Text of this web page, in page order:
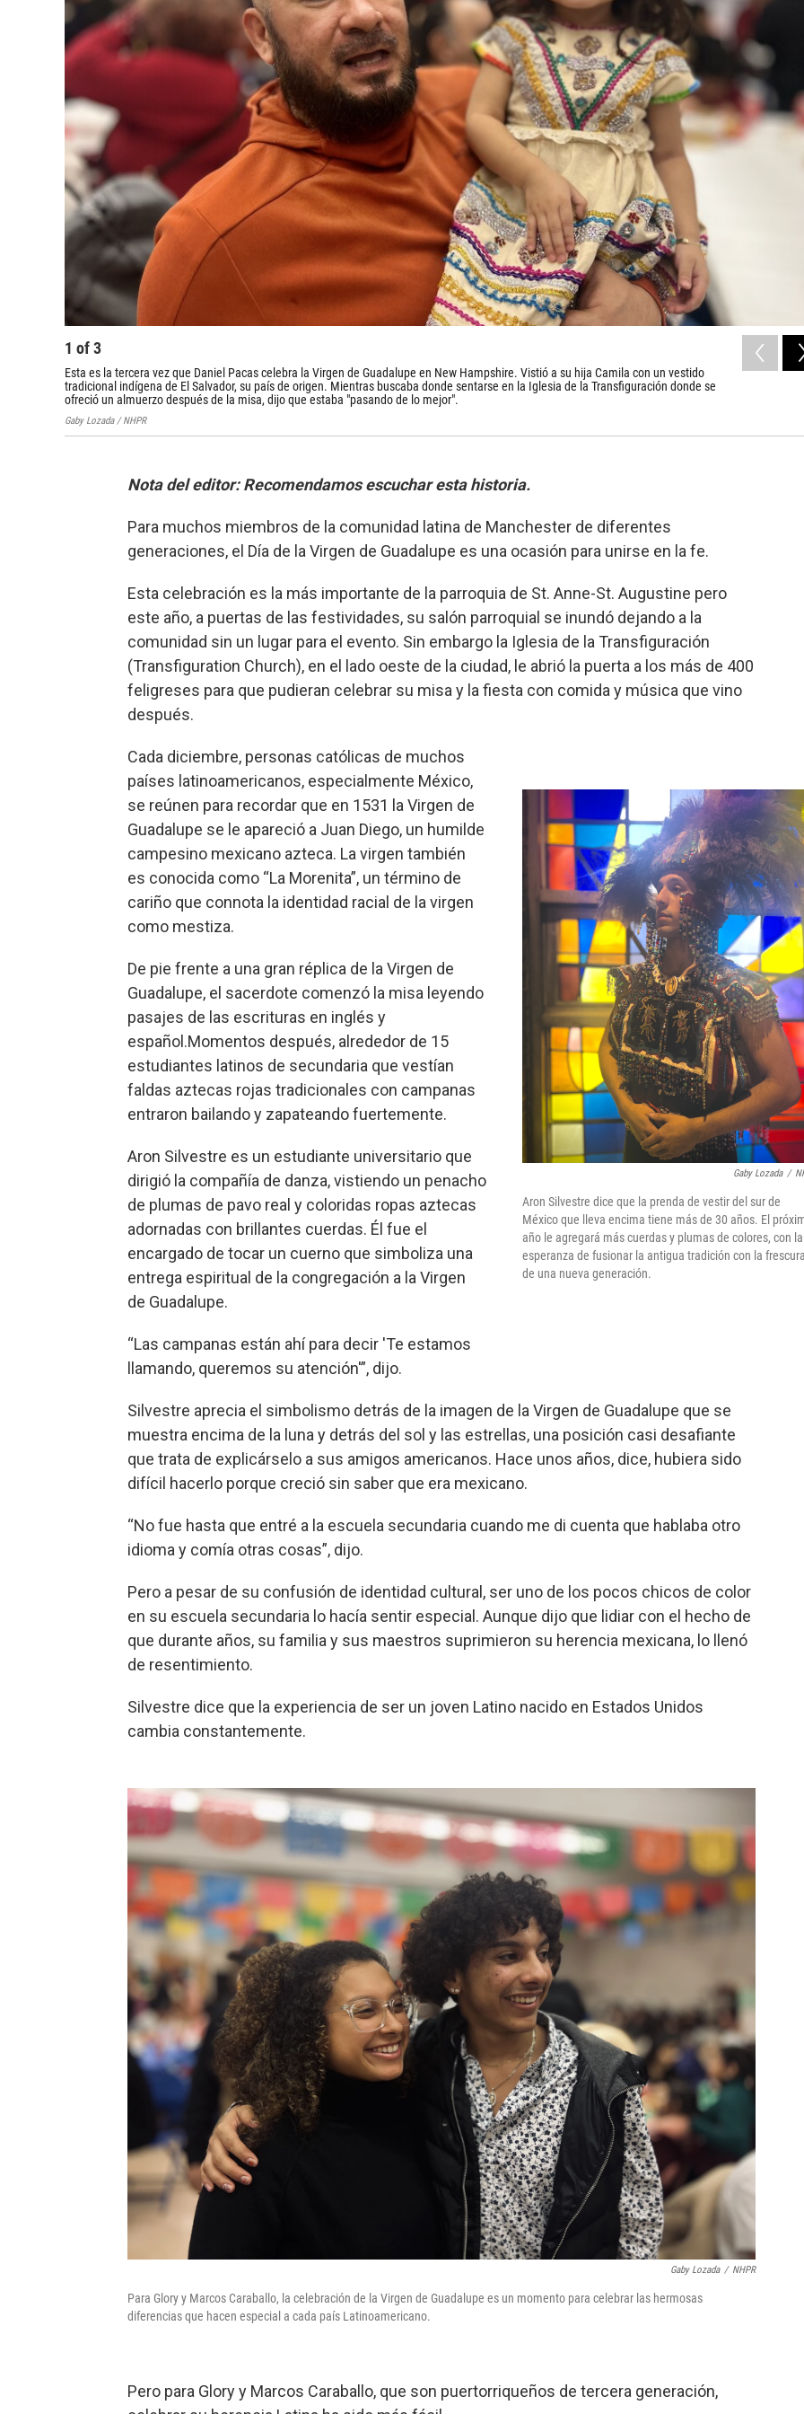
1 of3
Esta es la tercera vez que Daniel Pacas celebra la Virgen de Guadalupe en New Hampshire. Vistió a su hija Camila con un vestido
tradicional indígena de El Salvador, su país de origen. Mientras buscaba donde sentarse en la Iglesia de la Transfiguración donde se
ofreció un almuerzo después de la misa, dijo que estaba "pasando de lo mejor".
Gaby Lozada / NHPR
Nota del editor: Recomendamos escuchar esta historia.
Para muchos miembros de la comunidad latina de Manchester de diferentes
generaciones, el Día de la Virgen de Guadalupe es una ocasión para unirse en la fe.
Esta celebración es la más importante de la parroquia de St. Anne-St. Augustine pero
este año, a puertas de las festividades, su salón parroquial se inundó dejando a la
comunidad sin un lugar para el evento. Sin embargo la Iglesia de la Transfiguración
(Transfiguration Church), en el lado oeste de la ciudad, le abrió la puerta a los más de 400
feligreses para que pudieran celebrar su misa y la fiesta con comida y música que vino
después.
Gaby Lozada /
Aron Silvestre dice que la prenda de vestir del sur de
México que lleva encima tiene más de 30 años. El
año le agregará más cuerdas y plumas de colores, con la
esperanza de fusionar la antigua tradición con la
de una nueva generación.
Cada diciembre, personas católicas de muchos
países latinoamericanos, especialmente México,
se reúnen para recordar que en 1531 la Virgen de
Guadalupe se le apareció a Juan Diego, un humilde
campesino mexicano azteca. La virgen también
es conocida como “La Morenita”, un término de
cariño que connota la identidad racial de la virgen
como mestiza.
De pie frente a una gran réplica de la Virgen de
Guadalupe, el sacerdote comenzó la misa leyendo
pasajes de las escrituras en inglés y
español.Momentos después, alrededor de 15
estudiantes latinos de secundaria que vestían
faldas aztecas rojas tradicionales con campanas
entraron bailando y zapateando fuertemente.
Aron Silvestre es un estudiante universitario que
dirigió la compañía de danza, vistiendo un penacho
de plumas de pavo real y coloridas ropas aztecas
adornadas con brillantes cuerdas. Él fue el
encargado de tocar un cuerno que simboliza una
entrega espiritual de la congregación a la Virgen
de Guadalupe.
“Las campanas están ahí para decir 'Te estamos
llamando, queremos su atención'”, dijo.
Silvestre aprecia el simbolismo detrás de la imagen de la Virgen de Guadalupe que se
muestra encima de la luna y detrás del sol y las estrellas, una posición casi desafiante
que trata de explicárselo a sus amigos americanos. Hace unos años, dice, hubiera sido
difícil hacerlo porque creció sin saber que era mexicano.
“No fue hasta que entré a la escuela secundaria cuando me di cuenta que hablaba otro
idioma y comía otras cosas”, dijo.
Pero a pesar de su confusión de identidad cultural, ser uno de los pocos chicos de color
en su escuela secundaria lo hacía sentir especial. Aunque dijo que lidiar con el hecho de
que durante años, su familia y sus maestros suprimieron su herencia mexicana, lo llenó
de resentimiento.
Silvestre dice que la experiencia de ser un joven Latino nacido en Estados Unidos
cambia constantemente.
Gaby Lozada / NHPR
Para Glory y Marcos Caraballo, la celebración de la Virgen de Guadalupe es un momento para celebrar las hermosas
diferencias que hacen especial a cada país Latinoamericano.
Pero para Glory y Marcos Caraballo, que son puertorriqueños de tercera generación,